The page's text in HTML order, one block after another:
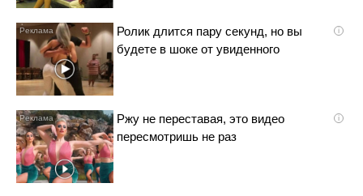
i
Ролик длится пару секунд, но вы
будете в шоке от увиденного
i
Ржу не переставая, это видео
пересмотришь не раз